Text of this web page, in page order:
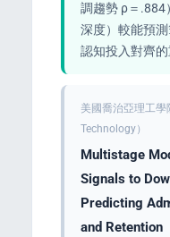
調趨勢 ρ＝.884
深度）較能預
認知投入對齊的
美國喬治亞理工
Technology）
Multistage
Signals to
Predicting
and Retention